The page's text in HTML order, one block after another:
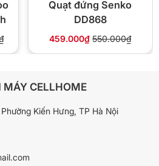
Quạt đứng Senko
DD868
459.000₫ 550.000₫
CELLHOME
Kiến Hưng, TP Hà Nội